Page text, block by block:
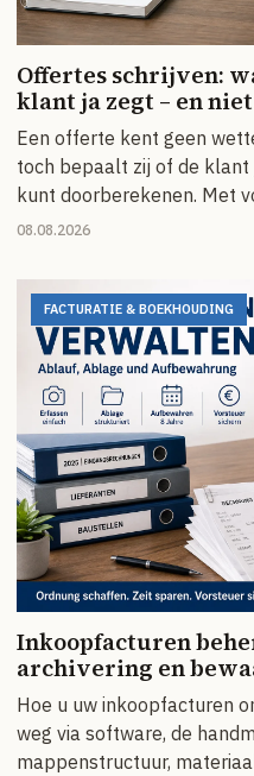
Offertes schrijven:
klant ja zegt – en
Een offerte kent geen
toch bepaalt zij of de
kunt doorberekenen. Met
08.08.2026
FACTURATIE & BOEKHOUDING
Inkoopfacturen
archivering en
Hoe u uw inkoopfacturen
weg via software, de
mappenstructuur,